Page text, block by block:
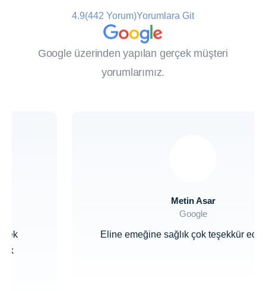
4.9(442 Yorum)Yorumlara Git
Google üzerinden yapılan gerçek müşteri
yorumlarımız.
Eline emeğine sağlık çok teşekkür ediyorum